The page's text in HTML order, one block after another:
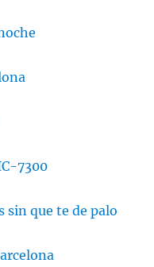
7300
sin que te de palo